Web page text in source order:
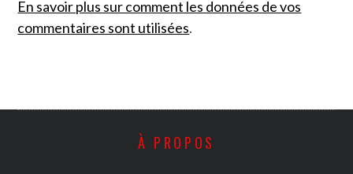
En savoir plus sur comment les données de vos
commentaires sont utilisées.
À PROPOS